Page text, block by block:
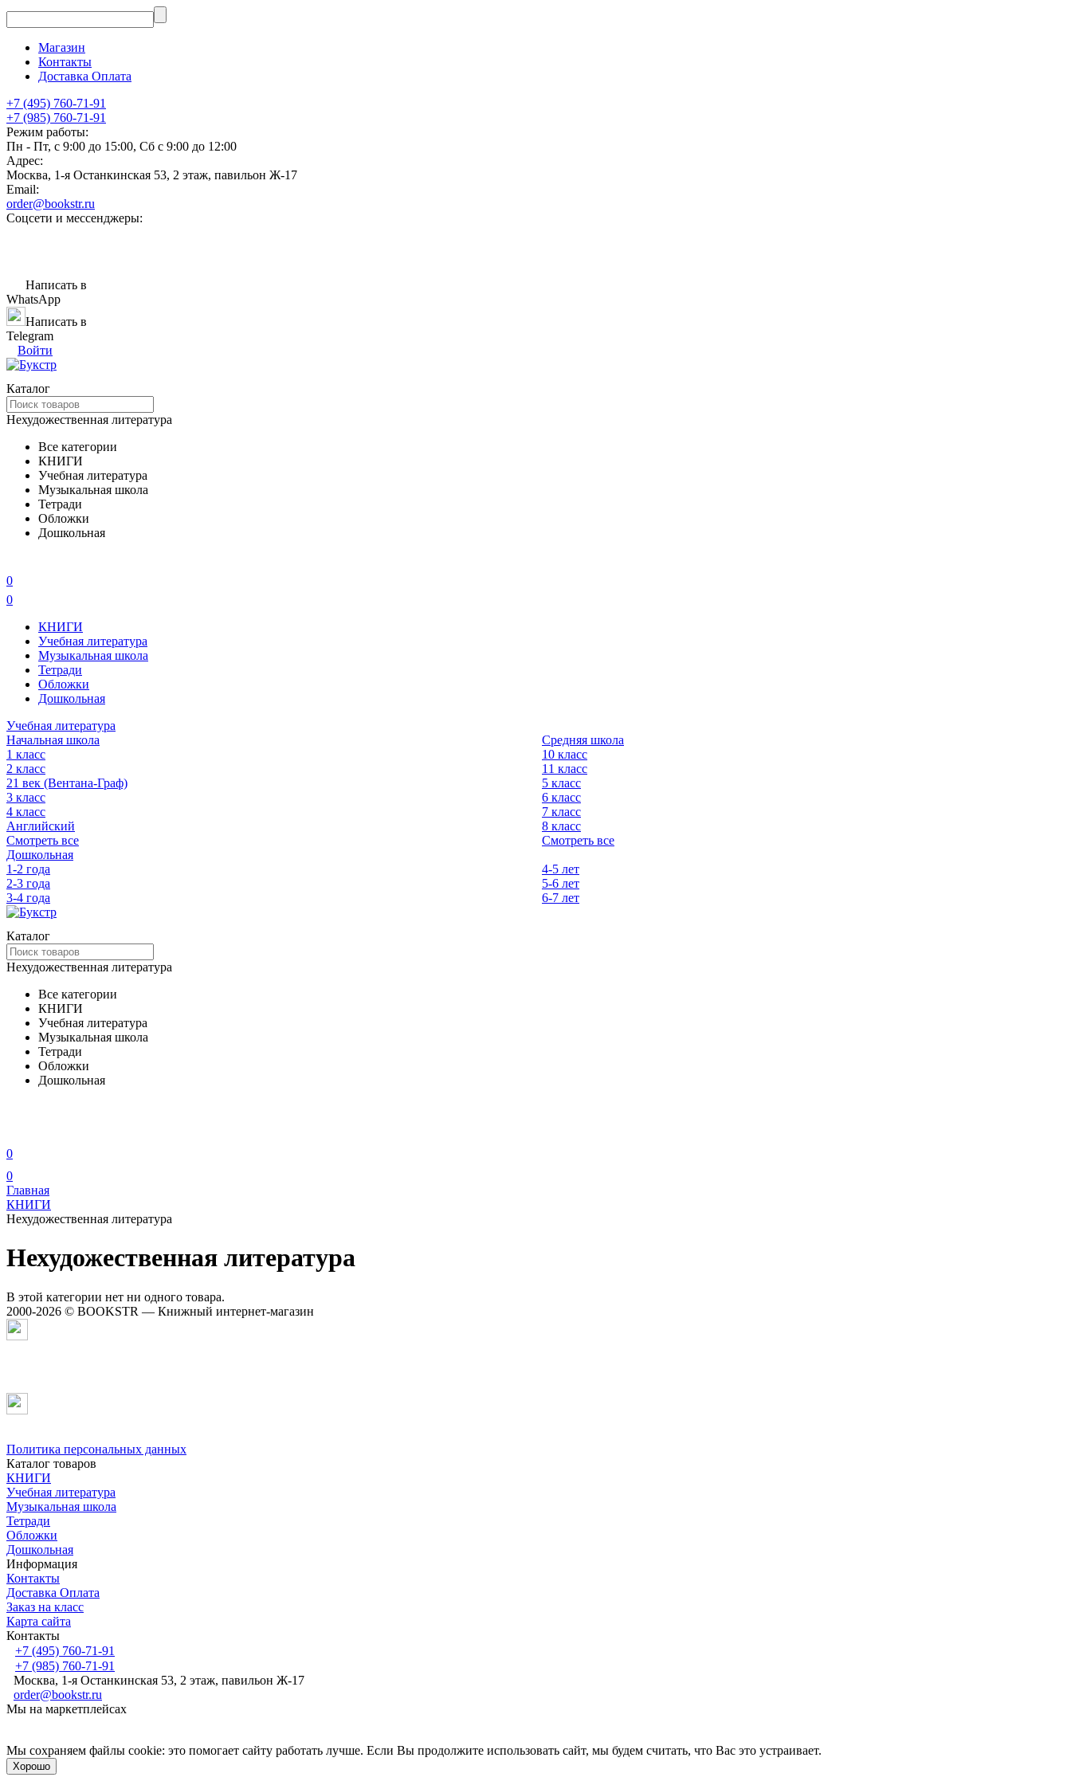
Магазин
Контакты
Доставка Оплата
+7 (495) 760-71-91
+7 (985) 760-71-91
Режим работы:
Пн - Пт, с 9:00 до 15:00, Сб с 9:00 до 12:00
Адрес:
Москва, 1-я Останкинская 53, 2 этаж, павильон Ж-17
Email:
order@bookstr.ru
Соцсети и мессенджеры:
Написать в
WhatsApp
Написать в
Telegram
Войти
Каталог
Нехудожественная литература
Все категории
КНИГИ
Учебная литература
Музыкальная школа
Тетради
Обложки
Дошкольная
0
0
КНИГИ
Учебная литература
Музыкальная школа
Тетради
Обложки
Дошкольная
Учебная литература
Начальная школа
1 класс
2 класс
21 век (Вентана-Граф)
3 класс
4 класс
Английский
Смотреть все
Средняя школа
10 класс
11 класс
5 класс
6 класс
7 класс
8 класс
Смотреть все
Дошкольная
1-2 года
2-3 года
3-4 года
4-5 лет
5-6 лет
6-7 лет
Каталог
Нехудожественная литература
Все категории
КНИГИ
Учебная литература
Музыкальная школа
Тетради
Обложки
Дошкольная
0
0
Главная
КНИГИ
Нехудожественная литература
Нехудожественная литература
В этой категории нет ни одного товара.
2000-2026 © BOOKSTR — Книжный интернет-магазин
Политика персональных данных
Каталог товаров
КНИГИ
Учебная литература
Музыкальная школа
Тетради
Обложки
Дошкольная
Информация
Контакты
Доставка Оплата
Заказ на класс
Карта сайта
Контакты
+7 (495) 760-71-91
+7 (985) 760-71-91
Москва, 1-я Останкинская 53, 2 этаж, павильон Ж-17
order@bookstr.ru
Мы на маркетплейсах
Мы сохраняем файлы cookie: это помогает сайту работать лучше. Если Вы продолжите использовать сайт, мы будем считать, что Вас это устраивает.
Хорошо